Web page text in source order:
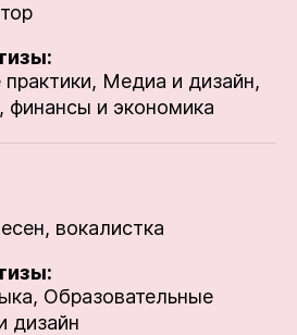
Медиа и дизайн,
финансы и экономика
вокалистка
Образовательные
дизайн